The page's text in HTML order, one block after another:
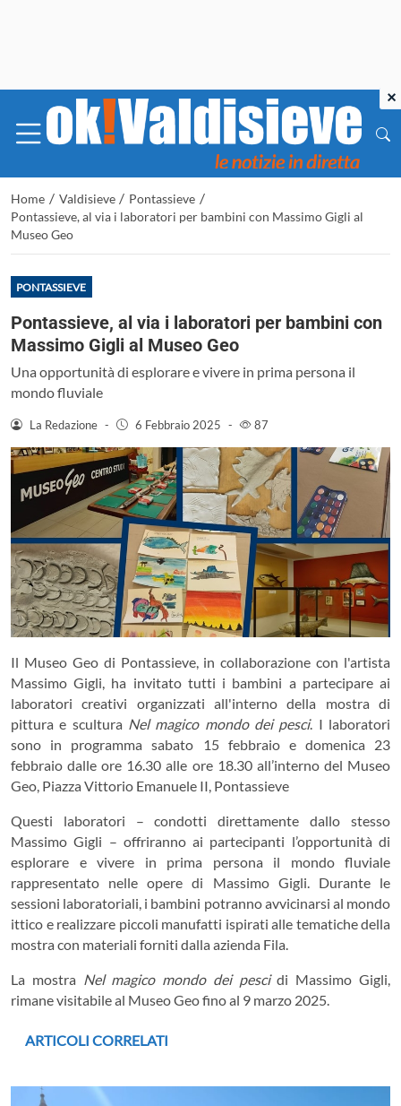
Home / Valdisieve / Pontassieve /
Pontassieve, al via i laboratori per bambini con Massimo Gigli al
Museo Geo
PONTASSIEVE
Pontassieve, al via i laboratori per bambini con
Massimo Gigli al Museo Geo
Una opportunità di esplorare e vivere in prima persona il
mondo fluviale
La Redazione - 6 Febbraio 2025 - 87
Il Museo Geo di Pontassieve, in collaborazione con l'artista
Massimo Gigli, ha invitato tutti i bambini a partecipare ai
laboratori creativi organizzati all'interno della mostra di
pittura e scultura Nel magico mondo dei pesci. I laboratori
sono in programma sabato 15 febbraio e domenica 23
febbraio dalle ore 16.30 alle ore 18.30 all’interno del Museo
Geo, Piazza Vittorio Emanuele II, Pontassieve
Questi laboratori – condotti direttamente dallo stesso
Massimo Gigli – offriranno ai partecipanti l’opportunità di
esplorare e vivere in prima persona il mondo fluviale
rappresentato nelle opere di Massimo Gigli. Durante le
sessioni laboratoriali, i bambini potranno avvicinarsi al mondo
ittico e realizzare piccoli manufatti ispirati alle tematiche della
mostra con materiali forniti dalla azienda Fila.
La mostra Nel magico mondo dei pescidi Massimo Gigli,
rimane visitabile al Museo Geo fino al 9 marzo 2025.
ARTICOLI CORRELATI
×